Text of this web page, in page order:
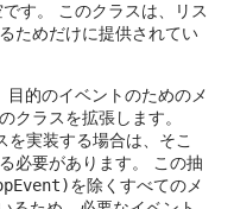
す。
このクラスは、リス
ためだけに提供されてい
目的のイベントのためのメ
クラスを拡張します。
を実装する場合は、そこ
必要があります。
この抽
を除くすべてのメ